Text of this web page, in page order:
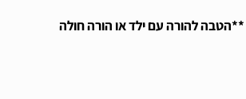
**הטבה להורה עם ילד או הורה חולה